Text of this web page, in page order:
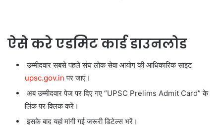
ऐसे करे एडमिट कार्ड डाउनलोड
उम्मीदवार सबसे पहले संघ लोक सेवा आयोग की आधिकारिक साइट
upsc.gov.in पर जाएं।
अब उम्मीदवार पेज पर दिए गए “UPSC Prelims Admit Card” के
लिंक पर क्लिक करें।
इसके बाद यहां मांगी गई जरूरी डिटेल्स भरें।